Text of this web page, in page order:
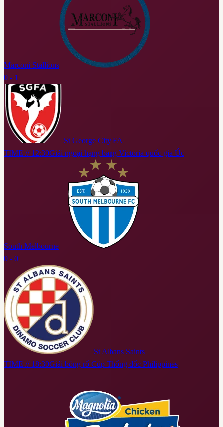
Marconi Stallions
0 - 1
St George City FA
TIME // 12:30Giải ngoại hạng bang Victoria quốc gia Úc
South Melbourne
0 - 0
St Albans Saints
TIME // 18:30Giải bóng rổ Cúp Thống đốc Philippines